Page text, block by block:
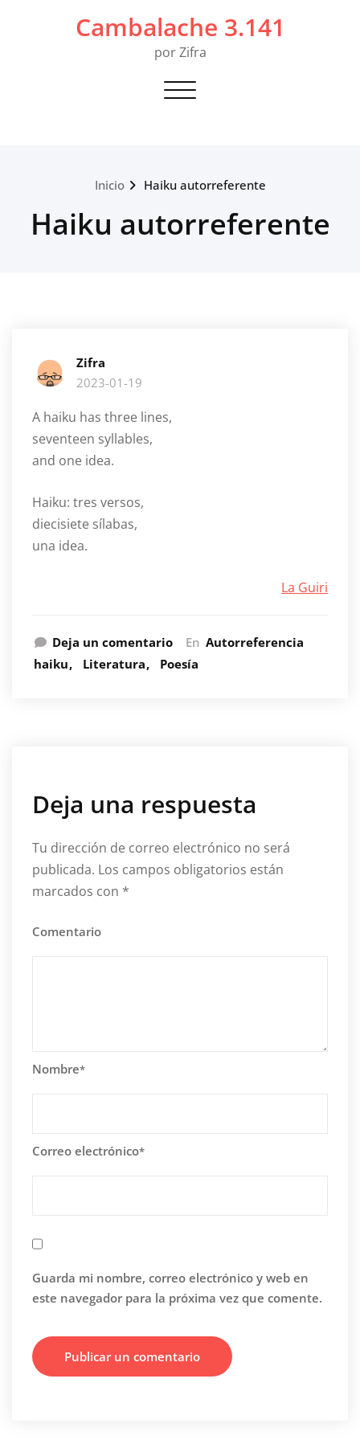
Cambalache 3.141
por Zifra
Alternar navegación
Inicio Haiku autorreferente
Haiku autorreferente
Zifra
2023-01-19
A haiku has three lines,
seventeen syllables,
and one idea.
Haiku: tres versos,
diecisiete sílabas,
una idea.
La Guiri
Deja un comentario En Autorreferencia
haiku
Literatura Poesía
Deja una respuesta
Tu dirección de correo electrónico no será
publicada. Los campos obligatorios están
marcados con *
Comentario
Nombre*
Correo electrónico*
Guarda mi nombre, correo electrónico y web en
este navegador para la próxima vez que comente.